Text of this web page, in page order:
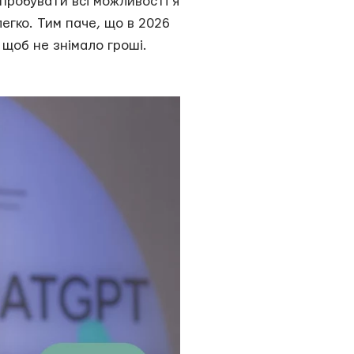
Тим паче, що в 2026
не знімало гроші.